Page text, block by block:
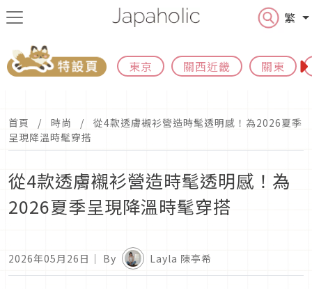
繁
東京 關西近畿 關東
首頁 時尚
從4款透膚襯衫營造時髦透明感！為2026夏季
呈現降溫時髦穿搭
從4款透膚襯衫營造時髦透明感！為
2026夏季呈現降溫時髦穿搭
2026年05月26日 ｜ By Layla 陳亭希